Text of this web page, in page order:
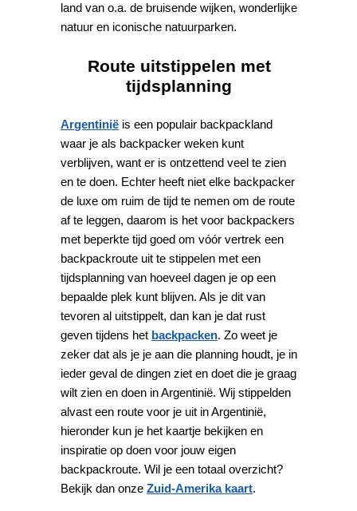
land van o.a. de bruisende wijken, wonderlijke
natuur en iconische natuurparken.
Route uitstippelen met
tijdsplanning
Argentinië is een populair backpackland
waar je als backpacker weken kunt
verblijven, want er is ontzettend veel te zien
en te doen. Echter heeft niet elke backpacker
de luxe om ruim de tijd te nemen om de route
af te leggen, daarom is het voor backpackers
met beperkte tijd goed om vóór vertrek een
backpackroute uit te stippelen met een
tijdsplanning van hoeveel dagen je op een
bepaalde plek kunt blijven. Als je dit van
tevoren al uitstippelt, dan kan je dat rust
geven tijdens het backpacken. Zo weet je
zeker dat als je je aan die planning houdt, je in
ieder geval de dingen ziet en doet die je graag
wilt zien en doen in Argentinië. Wij stippelden
alvast een route voor je uit in Argentinië,
hieronder kun je het kaartje bekijken en
inspiratie op doen voor jouw eigen
backpackroute. Wil je een totaal overzicht?
Bekijk dan onzeZuid-Amerika kaart.